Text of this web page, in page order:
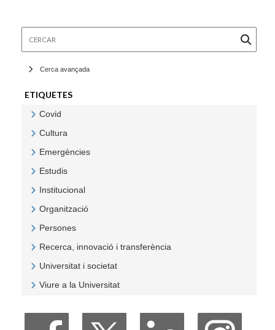
Cerca avançada
ETIQUETES
Covid
Cultura
Emergències
Estudis
Institucional
Organització
Persones
Recerca, innovació i transferència
Universitat i societat
Viure a la Universitat